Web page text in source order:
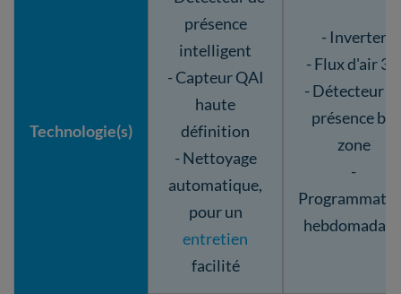
Technologie(s)
présence
intelligent
- Capteur QAI
haute
définition
- Nettoyage
automatique,
pour un
entretien
facilité
- Inverter
- Flux d'air 3D
- Détecteur
présence bi-
zone
-